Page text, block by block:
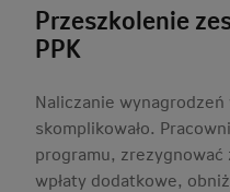
Przeszkolenie
PPK
Naliczanie wynagrodzeń
skomplikowało.
programu,
wpłaty dodatkowe,